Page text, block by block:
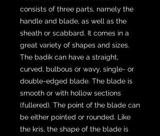
consists of three parts, namely the
handle and blade, as well as the
sheath or scabbard. It comes in a
great variety of shapes and sizes.
The badik can have a straight,
curved, bulbous or wavy, single- or
double-edged blade. The blade is
smooth or with hollow sections
(fullered). The point of the blade can
be either pointed or rounded. Like
the kris, the shape of the blade is